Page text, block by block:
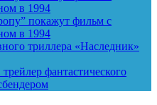
в 1994
покажут фильм с
в 1994
триллера «Наследник»
фантастического